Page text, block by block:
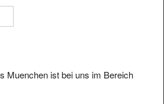
Muenchen ist bei uns im Bereich